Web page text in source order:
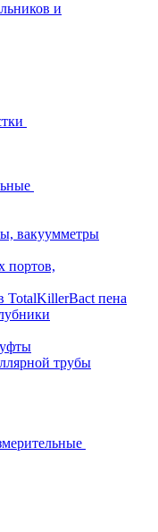
и
вакуумметры
портов,
TotalKillerBact пена
трубы